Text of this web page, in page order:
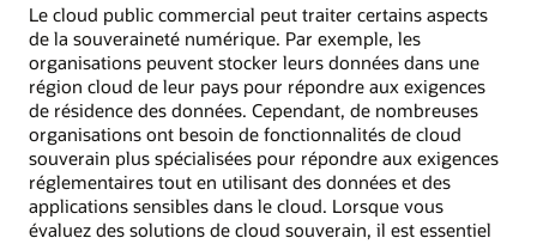
Le cloud public commercial peut traiter certains aspects
de la souveraineté numérique. Par exemple, les
organisations peuvent stocker leurs données dans une
région cloud de leur pays pour répondre aux exigences
de résidence des données. Cependant, de nombreuses
organisations ont besoin de fonctionnalités de cloud
souverain plus spécialisées pour répondre aux exigences
réglementaires tout en utilisant des données et des
applications sensibles dans le cloud. Lorsque vous
évaluez des solutions de cloud souverain, il est essentiel